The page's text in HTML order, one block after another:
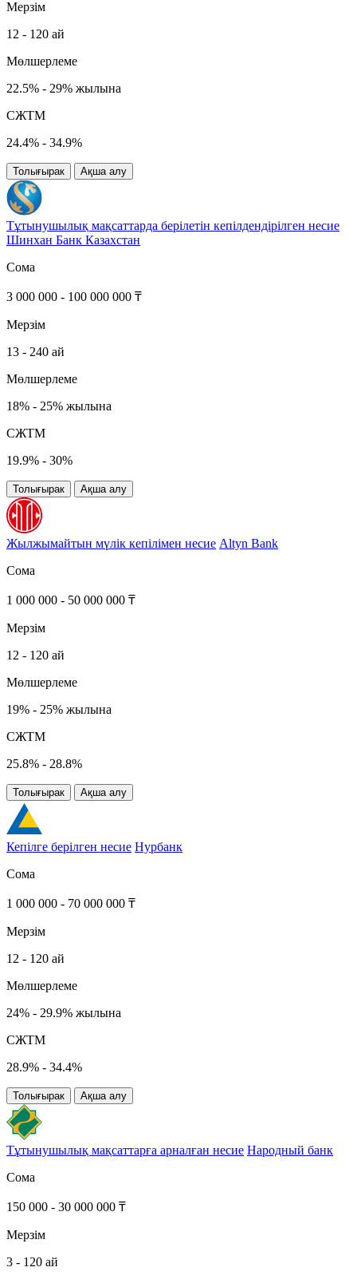
Мерзім
12 - 120 ай
Мөлшерлеме
22.5% - 29% жылына
СЖТМ
24.4% - 34.9%
Толығырак Ақша алу
Тұтынушылық мақсаттарда берілетін кепілдендірілген несие
Шинхан Банк Казахстан
Сома
3 000 000 - 100 000 000 ₸
Мерзім
13 - 240 ай
Мөлшерлеме
18% - 25% жылына
СЖТМ
19.9% - 30%
Толығырак Ақша алу
Жылжымайтын мүлік кепілімен несие Altyn Bank
Сома
1 000 000 - 50 000 000 ₸
Мерзім
12 - 120 ай
Мөлшерлеме
19% - 25% жылына
СЖТМ
25.8% - 28.8%
Толығырак Ақша алу
Кепілге берілген несие Нурбанк
Сома
1 000 000 - 70 000 000 ₸
Мерзім
12 - 120 ай
Мөлшерлеме
24% - 29.9% жылына
СЖТМ
28.9% - 34.4%
Толығырак Ақша алу
Тұтынушылық мақсаттарға арналған несие Народный банк
Сома
150 000 - 30 000 000 ₸
Мерзім
3 - 120 ай